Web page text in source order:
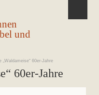
und
„Waldameise“ 60er-Jahre
60er-Jahre